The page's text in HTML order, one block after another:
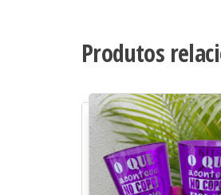
Produtos